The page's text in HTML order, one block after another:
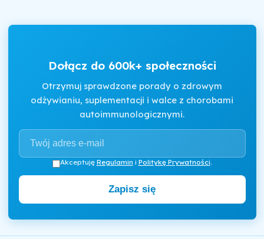
Dołącz do 600k+ społeczności
Otrzymuj sprawdzone porady o zdrowym
odżywianiu, suplementacji i walce z chorobami
autoimmunologicznymi.
Akceptuję Regulamin i Politykę Prywatności.
Zapisz się